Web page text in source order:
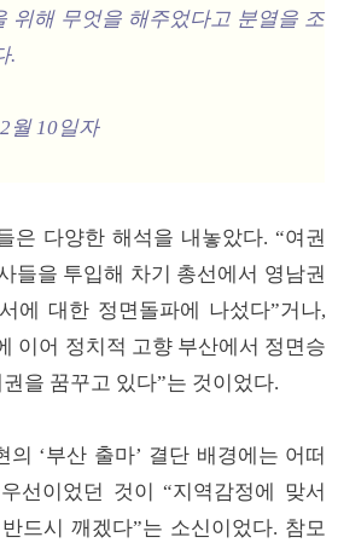
위해 무엇을 해주었다고 분열을 조
.
월 10일자
은 다양한 해석을 내놓았다. “여권
들을 투입해 차기 총선에서 영남권
에 대한 정면돌파에 나섰다”거나,
이어 정치적 고향 부산에서 정면승
을 꿈꾸고 있다”는 것이었다.
의 ‘부산 출마’ 결단 배경에는 어떠
선이었던 것이 “지역감정에 맞서
드시 깨겠다”는 소신이었다. 참모